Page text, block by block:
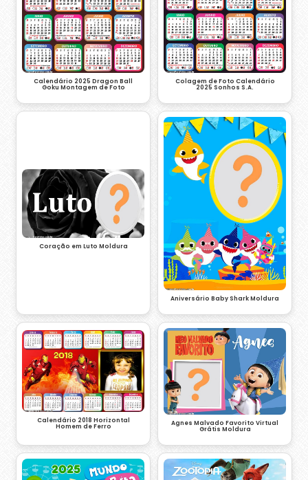
Calendário 2025 Dragon Ball
Goku Montagem de Foto
Colagem de Foto Calendário
2025 Sonhos S.A.
Coração em Luto Moldura
Aniversário Baby Shark Moldura
Calendário 2018 Horizontal
Homem de Ferro Agnes Malvado Favorito Virtual
Grátis Moldura